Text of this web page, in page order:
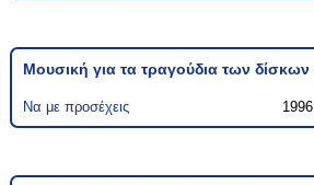
Μουσική για τα τραγούδια των δίσκων
Να με προσέχεις 1996